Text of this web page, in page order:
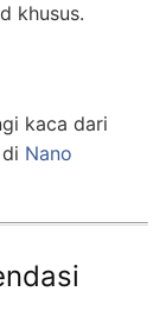
khusus.
kaca dari
Nano